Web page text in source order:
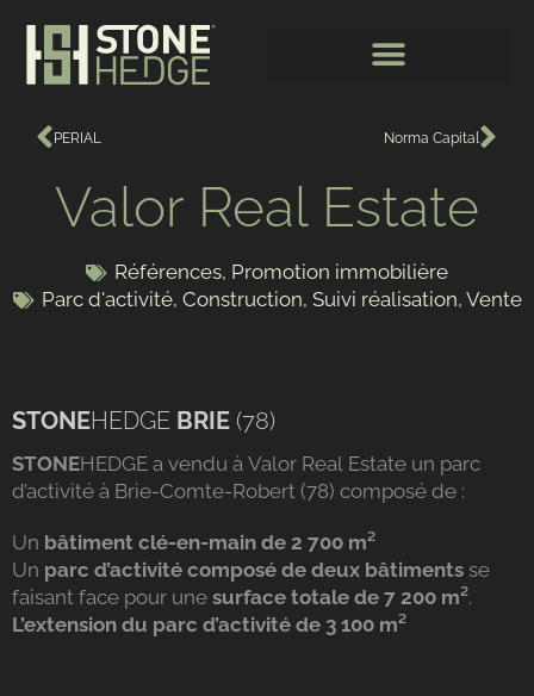
PERIAL Norma Capital
Valor Real Estate
Références, Promotion immobilière
Parc d'activité, Construction, Suivi réalisation, Vente
STONEHEDGE BRIE (78)
STONEHEDGE a vendu à Valor Real Estate un parc
d’activité à Brie-Comte-Robert (78) composé de :
Un bâtiment clé-en-main de 2 700 m²
Un parc d’activité composé de deux bâtiments se
faisant face pour une surface totale de 7 200 m².
L’extension du parc d’activité de 3 100 m²